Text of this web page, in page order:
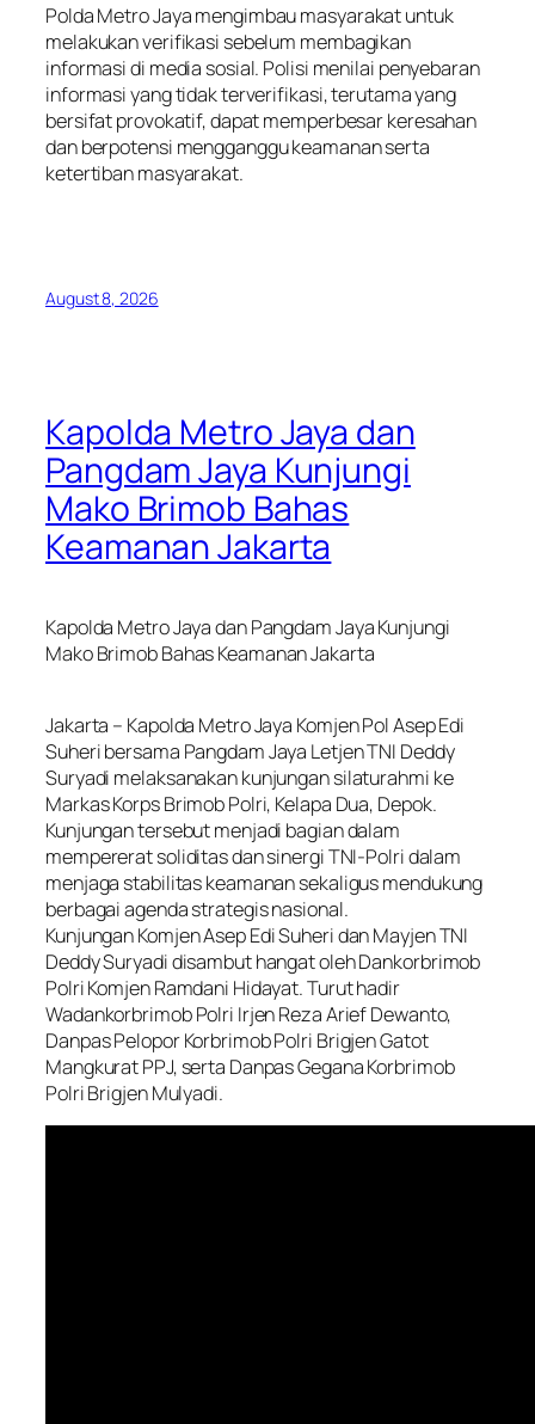
Polda Metro Jaya mengimbau masyarakat untuk
melakukan verifikasi sebelum membagikan
informasi di media sosial. Polisi menilai penyebaran
informasi yang tidak terverifikasi, terutama yang
bersifat provokatif, dapat memperbesar keresahan
dan berpotensi mengganggu keamanan serta
ketertiban masyarakat.
August 8, 2026
Kapolda Metro Jaya dan
Pangdam Jaya Kunjungi
Mako Brimob Bahas
Keamanan Jakarta
Kapolda Metro Jaya dan Pangdam Jaya Kunjungi
Mako Brimob Bahas Keamanan Jakarta
Jakarta – Kapolda Metro Jaya Komjen Pol Asep Edi
Suheri bersama Pangdam Jaya Letjen TNI Deddy
Suryadi melaksanakan kunjungan silaturahmi ke
Markas Korps Brimob Polri, Kelapa Dua, Depok.
Kunjungan tersebut menjadi bagian dalam
mempererat soliditas dan sinergi TNI-Polri dalam
menjaga stabilitas keamanan sekaligus mendukung
berbagai agenda strategis nasional.
Kunjungan Komjen Asep Edi Suheri dan Mayjen TNI
Deddy Suryadi disambut hangat oleh Dankorbrimob
Polri Komjen Ramdani Hidayat. Turut hadir
Wadankorbrimob Polri Irjen Reza Arief Dewanto,
Danpas Pelopor Korbrimob Polri Brigjen Gatot
Mangkurat PPJ, serta Danpas Gegana Korbrimob
Polri Brigjen Mulyadi.